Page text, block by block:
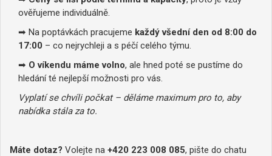
ověřujeme individuálně.
➡ Na poptávkách pracujeme každý všední den od 8:00 do
17:00 – co nejrychleji a s péčí celého týmu.
➡ O víkendu máme volno, ale hned poté se pustíme do
hledání té nejlepší možnosti pro vás.
Vyplatí se chvíli počkat – děláme maximum pro to, aby
nabídka stála za to.
Máte dotaz? Volejte na +420 223 008 085, pište do chatu